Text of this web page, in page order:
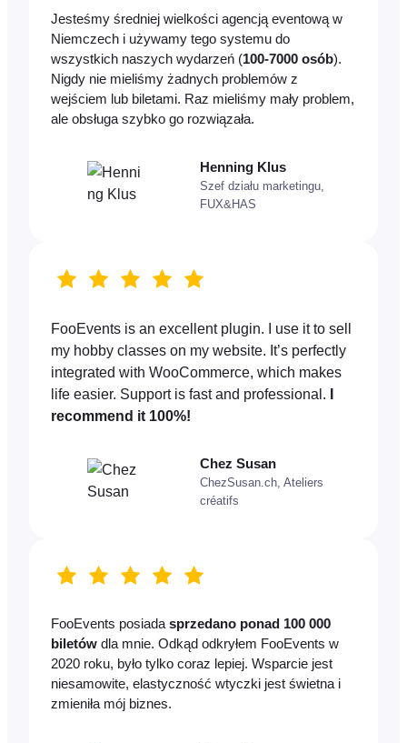
Jesteśmy średniej wielkości agencją eventową w
Niemczech i używamy tego systemu do
wszystkich naszych wydarzeń (100-7000 osób).
Nigdy nie mieliśmy żadnych problemów z
wejściem lub biletami. Raz mieliśmy mały problem,
ale obsługa szybko go rozwiązała.
Henning Klus
Szef działu marketingu,
FUX&HAS
FooEvents is an excellent plugin. I use it to sell
my hobby classes on my website. It’s perfectly
integrated with WooCommerce, which makes
life easier. Support is fast and professional. I
recommend it 100%!
Chez Susan
ChezSusan.ch, Ateliers
créatifs
FooEvents posiada sprzedano ponad 100 000
biletów dla mnie. Odkąd odkryłem FooEvents w
2020 roku, było tylko coraz lepiej. Wsparcie jest
niesamowite, elastyczność wtyczki jest świetna i
zmieniła mój biznes.